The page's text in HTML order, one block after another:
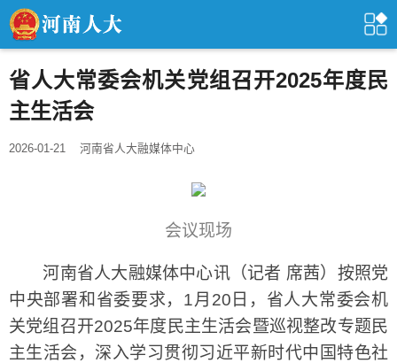
省人大常委会机关党组召开2025年度民
主生活会
2026-01-21 河南省人大融媒体中心
会议现场
河南省人大融媒体中心讯（记者 席茜）按照党
中央部署和省委要求，1月20日，省人大常委会机
关党组召开2025年度民主生活会暨巡视整改专题民
主生活会，深入学习贯彻习近平新时代中国特色社